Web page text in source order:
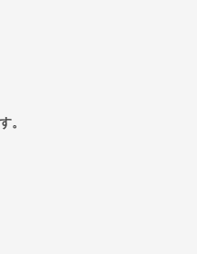
。